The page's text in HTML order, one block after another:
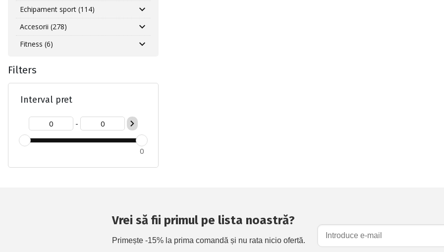
Echipament sport (114)
Accesorii (278)
Fitness (6)
Filters
Interval pret
-
0
Vrei să fii primul pe lista noastră?
Primește -15% la prima comandă și nu rata nicio ofertă.